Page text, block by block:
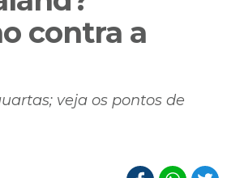
contra a
veja os pontos de